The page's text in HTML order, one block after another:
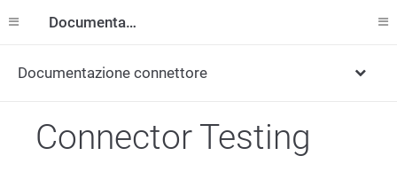
Documentazione
Documentazione connettore
Connector Testing